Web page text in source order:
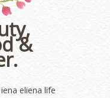
&
eliena life